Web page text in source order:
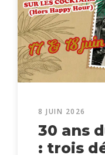
8 JUIN 2026
30 ans
: trois